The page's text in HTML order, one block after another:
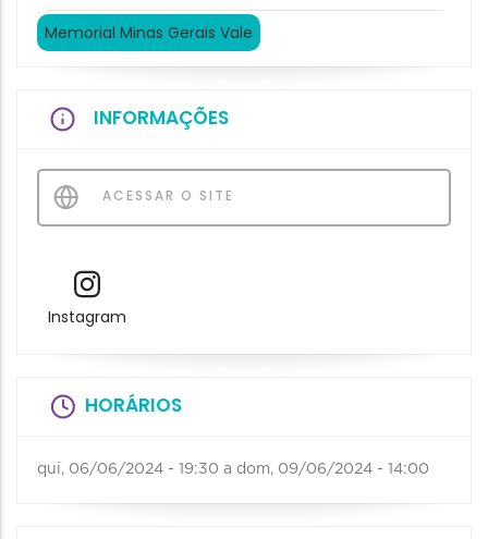
Memorial Minas Gerais Vale
INFORMAÇÕES
ACESSAR O SITE
Instagram
HORÁRIOS
qui, 06/06/2024 - 19:30 a dom, 09/06/2024 - 14:00